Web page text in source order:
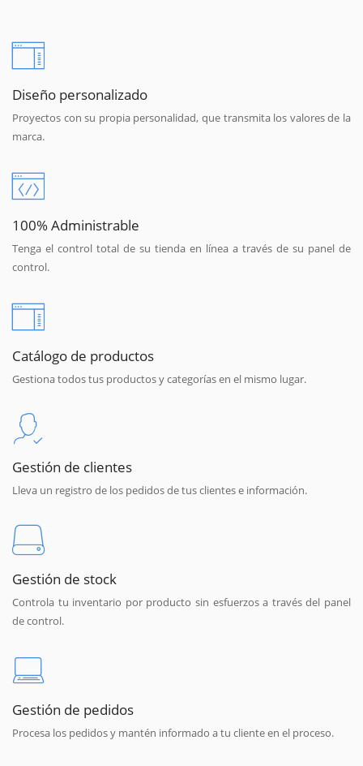
Diseño personalizado
Proyectos con su propia personalidad, que transmita los valores de la
marca.
100% Administrable
Tenga el control total de su tienda en línea a través de su panel de
control.
Catálogo de productos
Gestiona todos tus productos y categorías en el mismo lugar.
Gestión de clientes
Lleva un registro de los pedidos de tus clientes e información.
Gestión de stock
Controla tu inventario por producto sin esfuerzos a través del panel
de control.
Gestión de pedidos
Procesa los pedidos y mantén informado a tu cliente en el proceso.